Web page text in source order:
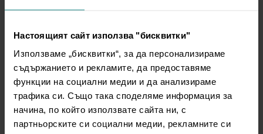
Настоящият сайт използва "бисквитки"
Използваме „бисквитки“, за да персонализираме
съдържанието и рекламите, да предоставяме
функции на социални медии и да анализираме
трафика си. Също така споделяме информация за
начина, по който използвате сайта ни, с
партньорските си социални медии, рекламните си